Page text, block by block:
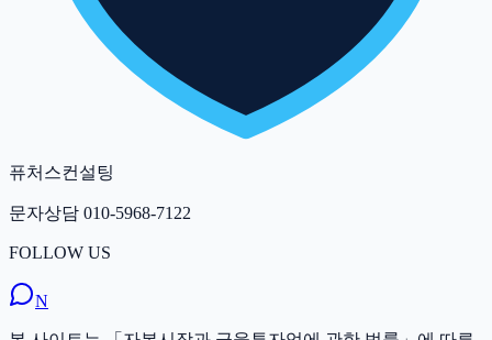
퓨처스컨설팅
문자상담 010-5968-7122
FOLLOW US
N